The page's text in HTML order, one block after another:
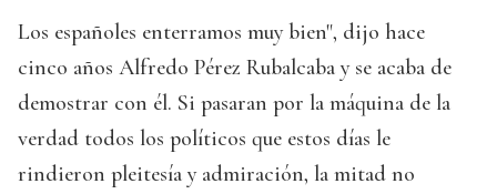
Los españoles enterramos muy bien", dijo hace
cinco años Alfredo Pérez Rubalcaba y se acaba de
demostrar con él. Si pasaran por la máquina de la
verdad todos los políticos que estos días le
rindieron pleitesía y admiración, la mitad no